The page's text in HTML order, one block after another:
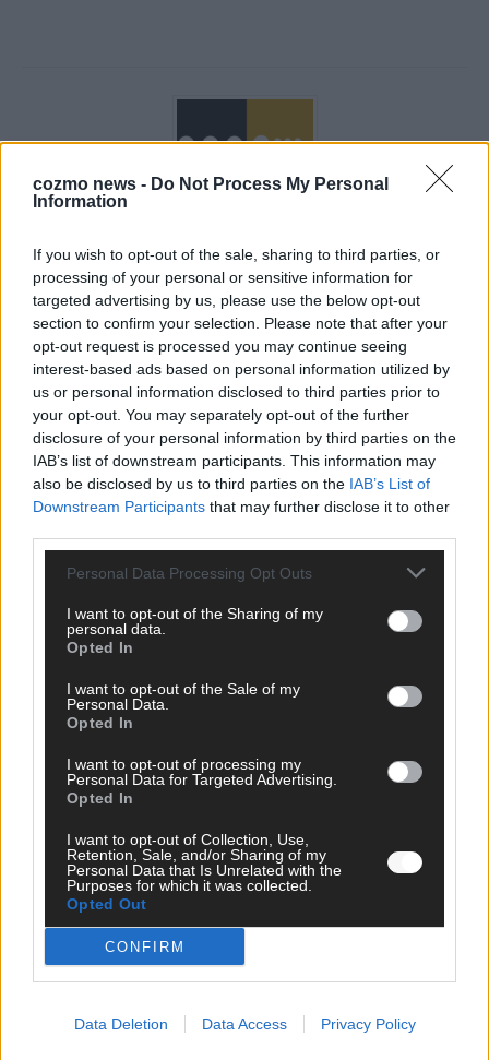
cozmo news - Do Not Process My Personal
Information
If you wish to opt-out of the sale, sharing to third parties, or
processing of your personal or sensitive information for
targeted advertising by us, please use the below opt-out
section to confirm your selection. Please note that after your
opt-out request is processed you may continue seeing
interest-based ads based on personal information utilized by
us or personal information disclosed to third parties prior to
your opt-out. You may separately opt-out of the further
disclosure of your personal information by third parties on the
IAB’s list of downstream participants. This information may
also be disclosed by us to third parties on the IAB’s List of
Downstream Participants that may further disclose it to other
Personal Data Processing Opt Outs
I want to opt-out of the Sharing of my
personal data.
Opted In
I want to opt-out of the Sale of my
Personal Data.
Opted In
I want to opt-out of processing my
Personal Data for Targeted Advertising.
Opted In
I want to opt-out of Collection, Use,
Retention, Sale, and/or Sharing of my
Personal Data that Is Unrelated with the
Purposes for which it was collected.
Opted Out
CONFIRM
Data Deletion Data Access Privacy Policy
Über Redaktion | Stuttgarter Blatt 557 Artikel
Das Stuttgarter Blatt ist eine unabhängige, digitale
Nachrichtenplattform mit Sitz in Stuttgart. Unsere Redaktion
berichtet fundiert, verständlich und aktuell über das Geschehen
in der Region, in Deutschland und der Welt. Wir verbinden
klassisches journalistisches Handwerk mit modernen
Erzählformen – klar, zuverlässig und nah an den Menschen.
JETZT ANGESAGT
Neue Themenwelt, neues Café, neue
Westernstadt: Der Europa-Park 2026 setzt auf
viele Highlights
EXTRA
Juni 2026